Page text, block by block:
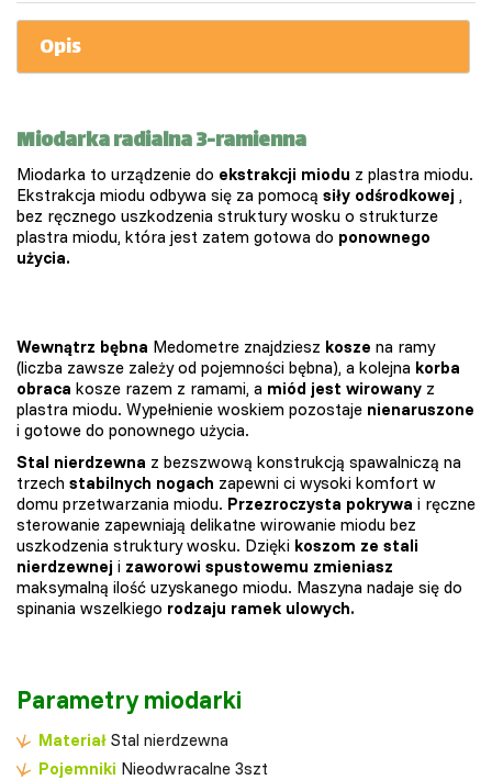
Opis
Miodarka radialna 3-ramienna
Miodarka to urządzenie do ekstrakcji miodu z plastra miodu.
Ekstrakcja miodu odbywa się za pomocą siły odśrodkowej ,
bez ręcznego uszkodzenia struktury wosku o strukturze
plastra miodu, która jest zatem gotowa do ponownego
użycia.
Wewnątrz bębna Medometre znajdziesz kosze na ramy
(liczba zawsze zależy od pojemności bębna), a kolejna korba
obraca kosze razem z ramami, a miód jest wirowany z
plastra miodu. Wypełnienie woskiem pozostaje nienaruszone
i gotowe do ponownego użycia.
Stal nierdzewna z bezszwową konstrukcją spawalniczą na
trzech stabilnych nogach zapewni ci wysoki komfort w
domu przetwarzania miodu. Przezroczysta pokrywa i ręczne
sterowanie zapewniają delikatne wirowanie miodu bez
uszkodzenia struktury wosku. Dzięki koszom ze stali
nierdzewnej i zaworowi spustowemu zmieniasz
maksymalną ilość uzyskanego miodu. Maszyna nadaje się do
spinania wszelkiego rodzaju ramek ulowych.
Parametry miodarki
Materiał Stal nierdzewna
Pojemniki Nieodwracalne 3szt